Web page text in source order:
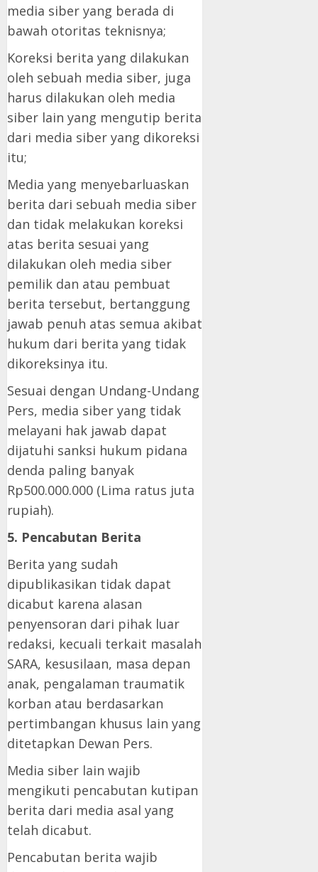
media siber yang berada di
bawah otoritas teknisnya;
Koreksi berita yang dilakukan
oleh sebuah media siber, juga
harus dilakukan oleh media
siber lain yang mengutip berita
dari media siber yang dikoreksi
itu;
Media yang menyebarluaskan
berita dari sebuah media siber
dan tidak melakukan koreksi
atas berita sesuai yang
dilakukan oleh media siber
pemilik dan atau pembuat
berita tersebut, bertanggung
jawab penuh atas semua akibat
hukum dari berita yang tidak
dikoreksinya itu.
Sesuai dengan Undang-Undang
Pers, media siber yang tidak
melayani hak jawab dapat
dijatuhi sanksi hukum pidana
denda paling banyak
Rp500.000.000 (Lima ratus juta
rupiah).
5. Pencabutan Berita
Berita yang sudah
dipublikasikan tidak dapat
dicabut karena alasan
penyensoran dari pihak luar
redaksi, kecuali terkait masalah
SARA, kesusilaan, masa depan
anak, pengalaman traumatik
korban atau berdasarkan
pertimbangan khusus lain yang
ditetapkan Dewan Pers.
Media siber lain wajib
mengikuti pencabutan kutipan
berita dari media asal yang
telah dicabut.
Pencabutan berita wajib